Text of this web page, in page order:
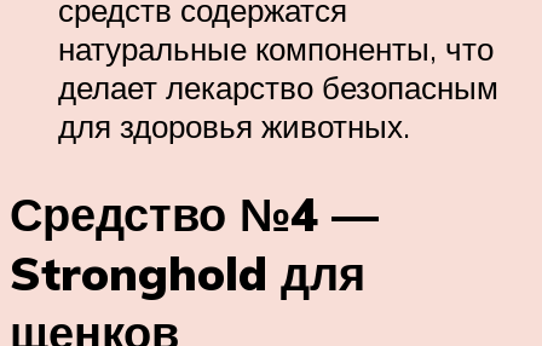
средств содержатся
натуральные компоненты, что
делает лекарство безопасным
для здоровья животных.
Средство №4 —
Stronghold для
щенков